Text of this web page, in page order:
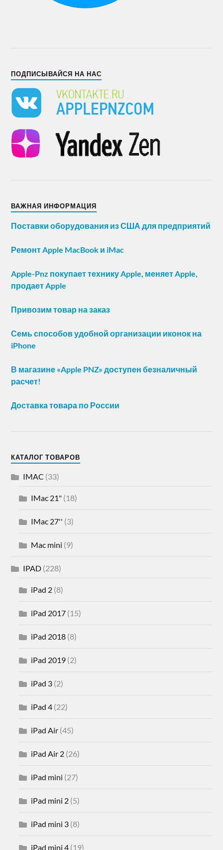
ПОДПИСЫВАЙСЯ НА НАС
ВАЖНАЯ ИНФОРМАЦИЯ
Поставки оборудования из США для предприятий
Ремонт Apple MacBook и iMac
Apple-Pnz покупает технику Apple, меняет Apple,
продает Apple
Привозим товар на заказ
Семь способов удобной организации иконок на
iPhone
В магазине «Apple PNZ» доступен безналичный
расчет!
Доставка товара по России
КАТАЛОГ ТОВАРОВ
IMAC (33)
IMac 21" (18)
IMac 27'' (3)
Mac mini (9)
IPAD (228)
iPad 2 (8)
iPad 2017 (15)
iPad 2018 (8)
iPad 2019 (2)
iPad 3 (2)
iPad 4 (22)
iPad Air (45)
iPad Air 2 (26)
iPad mini (27)
iPad mini 2 (5)
iPad mini 3 (8)
iPad mini 4 (19)